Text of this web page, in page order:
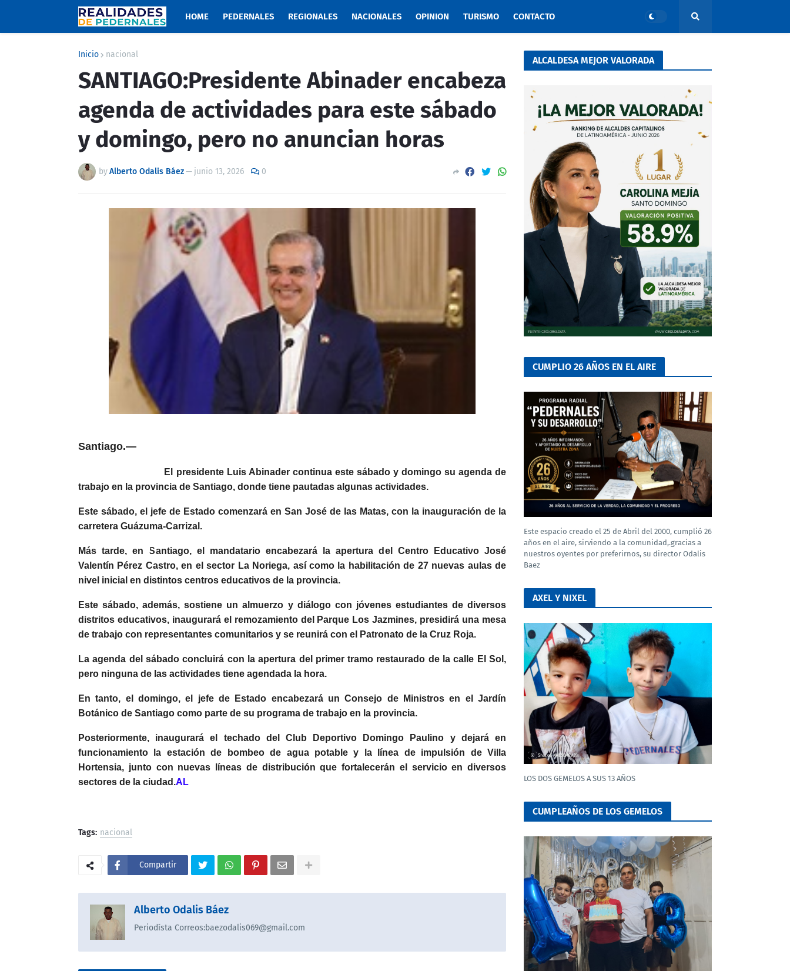
HOME PEDERNALES REGIONALES NACIONALES OPINION TURISMO CONTACTO
Inicio nacional
SANTIAGO:Presidente Abinader encabeza
agenda de actividades para este sábado
y domingo, pero no anuncian horas
byAlberto Odalis Báez— junio 13, 2026 0
Santiago.—
El presidente Luis Abinader continua este sábado y domingo su agenda de
trabajo en la provincia de Santiago, donde tiene pautadas algunas actividades.
Este sábado, el jefe de Estado comenzará en San José de las Matas, con la inauguración de la
carretera Guázuma-Carrizal.
Más tarde, en Santiago, el mandatario encabezará la apertura del Centro Educativo José
Valentín Pérez Castro, en el sector La Noriega, así como la habilitación de 27 nuevas aulas de
nivel inicial en distintos centros educativos de la provincia.
Este sábado, además, sostiene un almuerzo y diálogo con jóvenes estudiantes de diversos
distritos educativos, inaugurará el remozamiento del Parque Los Jazmines, presidirá una mesa
de trabajo con representantes comunitarios y se reunirá con el Patronato de la Cruz Roja.
La agenda del sábado concluirá con la apertura del primer tramo restaurado de la calle El Sol,
pero ninguna de las actividades tiene agendada la hora.
En tanto, el domingo, el jefe de Estado encabezará un Consejo de Ministros en el Jardín
Botánico de Santiago como parte de su programa de trabajo en la provincia.
Posteriormente, inaugurará el techado del Club Deportivo Domingo Paulino y dejará en
funcionamiento la estación de bombeo de agua potable y la línea de impulsión de Villa
Hortensia, junto con nuevas líneas de distribución que fortalecerán el servicio en diversos
sectores de la ciudad.AL
Tags: nacional
Compartir
Alberto Odalis Báez
Periodísta Correos:baezodalis069@gmail.com
ALCALDESA MEJOR VALORADA
CUMPLIO 26 AÑOS EN EL AIRE
Este espacio creado el 25 de Abril del 2000, cumplió 26
años en el aire, sirviendo a la comunidad,.gracias a
nuestros oyentes por preferirnos, su director Odalis
Baez
AXEL Y NIXEL
LOS DOS GEMELOS A SUS 13 AÑOS
CUMPLEAÑOS DE LOS GEMELOS